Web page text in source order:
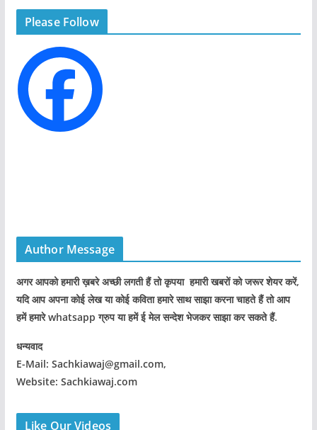
r
e
s
Please Follow
Author Message
अगर आपको हमारी ख़बरे अच्छी लगती हैं तो कृपया हमारी खबरों को जरूर शेयर करें,
यदि आप अपना कोई लेख या कोई कविता हमारे साथ साझा करना चाहते हैं तो आप
हमें हमारे whatsapp ग्रुप या हमें ई मेल सन्देश भेजकर साझा कर सकते हैं.
धन्यवाद
E-Mail: Sachkiawaj@gmail.com,
Website: Sachkiawaj.com
Like Our Videos